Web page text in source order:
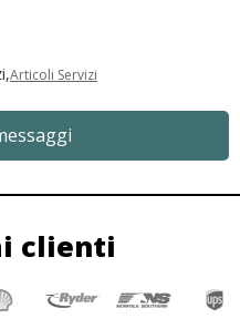
Articoli Servizi
clienti